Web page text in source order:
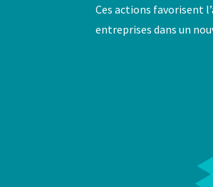
Ces actions favorisent
entreprises dans un